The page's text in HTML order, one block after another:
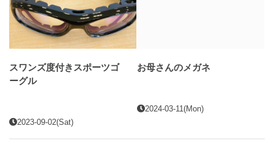
スワンズ度付きスポーツゴ
ーグル
2023-09-02(Sat)
お母さんのメガネ
2024-03-11(Mon)